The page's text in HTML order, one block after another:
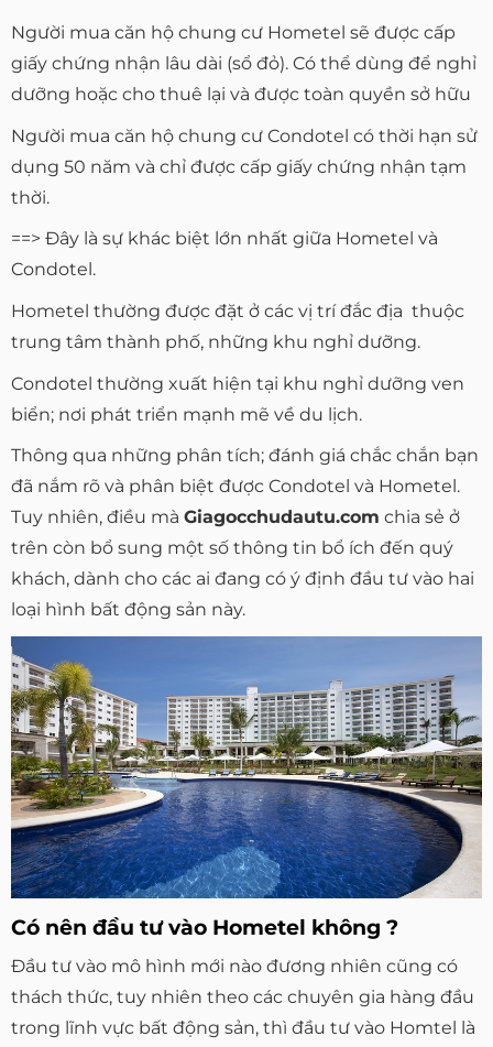
Người mua căn hộ chung cư Hometel sẽ được cấp
giấy chứng nhận lâu dài (sổ đỏ). Có thể dùng để nghỉ
dưỡng hoặc cho thuê lại và được toàn quyền sở hữu
Người mua căn hộ chung cư Condotel có thời hạn sử
dụng 50 năm và chỉ được cấp giấy chứng nhận tạm
thời.
==> Đây là sự khác biệt lớn nhất giữa Hometel và
Condotel.
Hometel thường được đặt ở các vị trí đắc địa thuộc
trung tâm thành phố, những khu nghỉ dưỡng.
Condotel thường xuất hiện tại khu nghỉ dưỡng ven
biển; nơi phát triển mạnh mẽ về du lịch.
Thông qua những phân tích; đánh giá chắc chắn bạn
đã nắm rõ và phân biệt được Condotel và Hometel.
Tuy nhiên, điều mà Giagocchudautu.com chia sẻ ở
trên còn bổ sung một số thông tin bổ ích đến quý
khách, dành cho các ai đang có ý định đầu tư vào hai
loại hình bất động sản này.
Có nên đầu tư vào Hometel không ?
Đầu tư vào mô hình mới nào đương nhiên cũng có
thách thức, tuy nhiên theo các chuyên gia hàng đầu
trong lĩnh vực bất động sản, thì đầu tư vào Homtel là